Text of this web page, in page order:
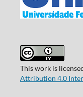
This work is
Attribution 4.0